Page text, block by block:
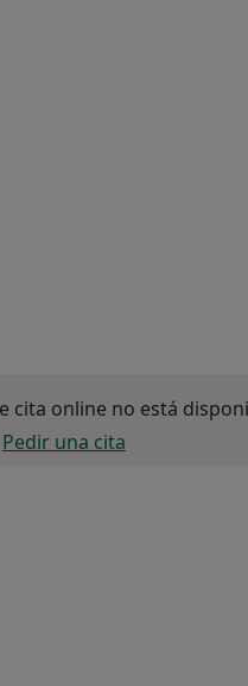
cita online no está
Pedir una cita